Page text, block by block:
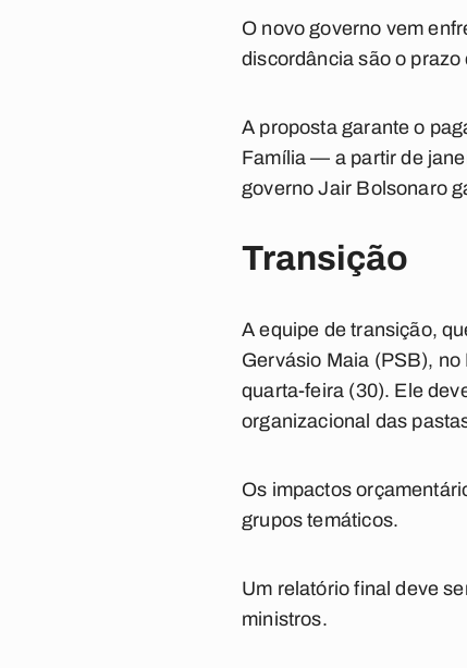
O novo governo vem
discordância são o
A proposta garante o
Família — a partir de
governo Jair Bolsonaro
Transição
A equipe de transição,
Gervásio Maia (PSB),
quarta-feira (30). Ele
organizacional das
Os impactos
grupos temáticos.
Um relatório final deve
ministros.